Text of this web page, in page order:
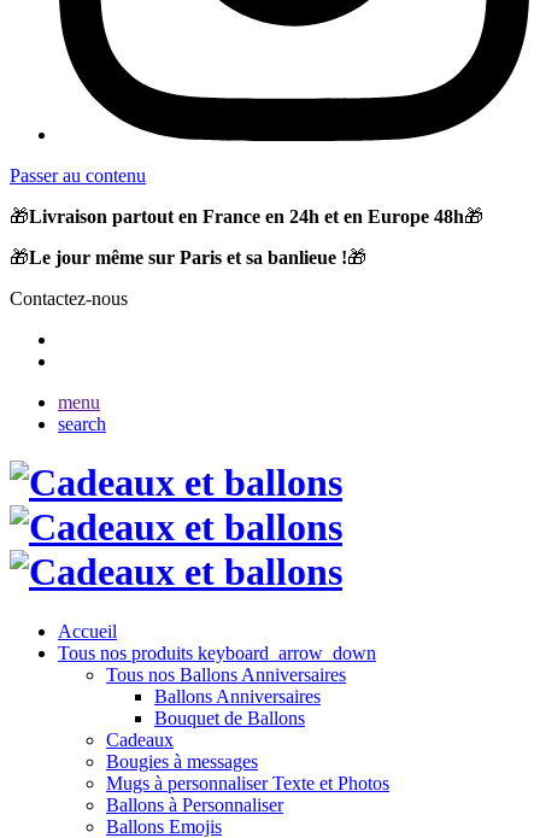
Passer au contenu
🎁Livraison partout en France en 24h et en Europe 48h🎁
🎁Le jour même sur Paris et sa banlieue !🎁
Contactez-nous
menu
search
Accueil
Tous nos produits keyboard_arrow_down
Tous nos Ballons Anniversaires
Ballons Anniversaires
Bouquet de Ballons
Cadeaux
Bougies à messages
Mugs à personnaliser Texte et Photos
Ballons à Personnaliser
Ballons Emojis